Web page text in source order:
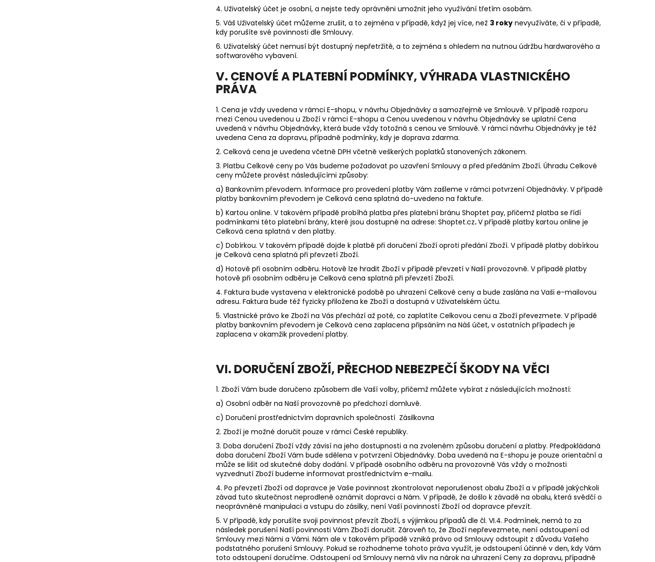
4. Uživatelský účet je osobní, a nejste tedy oprávněni umožnit jeho využívání třetím osobám.
5. Váš Uživatelský účet můžeme zrušit, a to zejména v případě, když jej více, než 3 roky nevyužíváte, či v případě,
kdy porušíte své povinnosti dle Smlouvy.
6. Uživatelský účet nemusí být dostupný nepřetržitě, a to zejména s ohledem na nutnou údržbu hardwarového a
softwarového vybavení.
V. CENOVÉ A PLATEBNÍ PODMÍNKY, VÝHRADA VLASTNICKÉHO
PRÁVA
1. Cena je vždy uvedena v rámci E-shopu, v návrhu Objednávky a samozřejmě ve Smlouvě. V případě rozporu
mezi Cenou uvedenou u Zboží v rámci E-shopu a Cenou uvedenou v návrhu Objednávky se uplatní Cena
uvedená v návrhu Objednávky, která bude vždy totožná s cenou ve Smlouvě. V rámci návrhu Objednávky je též
uvedena Cena za dopravu, případně podmínky, kdy je doprava zdarma.
2. Celková cena je uvedena včetně DPH včetně veškerých poplatků stanovených zákonem.
3. Platbu Celkové ceny po Vás budeme požadovat po uzavření Smlouvy a před předáním Zboží. Úhradu Celkové
ceny můžete provést následujícími způsoby:
a) Bankovním převodem. Informace pro provedení platby Vám zašleme v rámci potvrzení Objednávky. V případě
platby bankovním převodem je Celková cena splatná do-uvedeno na faktuře.
b) Kartou online. V takovém případě probíhá platba přes platební bránu Shoptet pay, přičemž platba se řídí
podmínkami této platební brány, které jsou dostupné na adrese: Shoptet.cz.V případě platby kartou online je
Celková cena splatná v den platby.
c) Dobírkou. V takovém případě dojde k platbě při doručení Zboží oproti předání Zboží. V případě platby dobírkou
je Celková cena splatná při převzetí Zboží.
d) Hotově při osobním odběru. Hotově lze hradit Zboží v případě převzetí v Naší provozovně. V případě platby
hotově při osobním odběru je Celková cena splatná při převzetí Zboží.
4. Faktura bude vystavena v elektronické podobě po uhrazení Celkové ceny a bude zaslána na Vaši e-mailovou
adresu. Faktura bude též fyzicky přiložena ke Zboží a dostupná v Uživatelském účtu.
5. Vlastnické právo ke Zboží na Vás přechází až poté, co zaplatíte Celkovou cenu a Zboží převezmete. V případě
platby bankovním převodem je Celková cena zaplacena připsáním na Náš účet, v ostatních případech je
zaplacena v okamžik provedení platby.
VI. DORUČENÍ ZBOŽÍ, PŘECHOD NEBEZPEČÍ ŠKODY NA VĚCI
1. Zboží Vám bude doručeno způsobem dle Vaší volby, přičemž můžete vybírat z následujících možností:
a) Osobní odběr na Naší provozovně po předchozí domluvě.
c) Doručení prostřednictvím dopravních společností Zásilkovna
2. Zboží je možné doručit pouze v rámci České republiky.
3. Doba doručení Zboží vždy závisí na jeho dostupnosti a na zvoleném způsobu doručení a platby. Předpokládaná
doba doručení Zboží Vám bude sdělena v potvrzení Objednávky. Doba uvedená na E-shopu je pouze orientační a
může se lišit od skutečné doby dodání. V případě osobního odběru na provozovně Vás vždy o možnosti
vyzvednutí Zboží budeme informovat prostřednictvím e-mailu.
4. Po převzetí Zboží od dopravce je Vaše povinnost zkontrolovat neporušenost obalu Zboží a v případě jakýchkoli
závad tuto skutečnost neprodleně oznámit dopravci a Nám. V případě, že došlo k závadě na obalu, která svědčí o
neoprávněné manipulaci a vstupu do zásilky, není Vaší povinností Zboží od dopravce převzít.
5. V případě, kdy porušíte svoji povinnost převzít Zboží, s výjimkou případů dle čl. VI.4. Podmínek, nemá to za
následek porušení Naší povinnosti Vám Zboží doručit. Zároveň to, že Zboží nepřevezmete, není odstoupení od
Smlouvy mezi Námi a Vámi. Nám ale v takovém případě vzniká právo od Smlouvy odstoupit z důvodu Vašeho
podstatného porušení Smlouvy. Pokud se rozhodneme tohoto práva využít, je odstoupení účinné v den, kdy Vám
toto odstoupení doručíme. Odstoupení od Smlouvy nemá vliv na nárok na uhrazení Ceny za dopravu, případně